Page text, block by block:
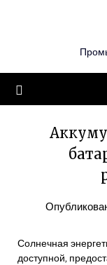
Солнечная
доступной‚